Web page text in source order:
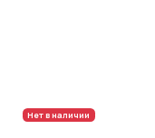
Нет в наличии